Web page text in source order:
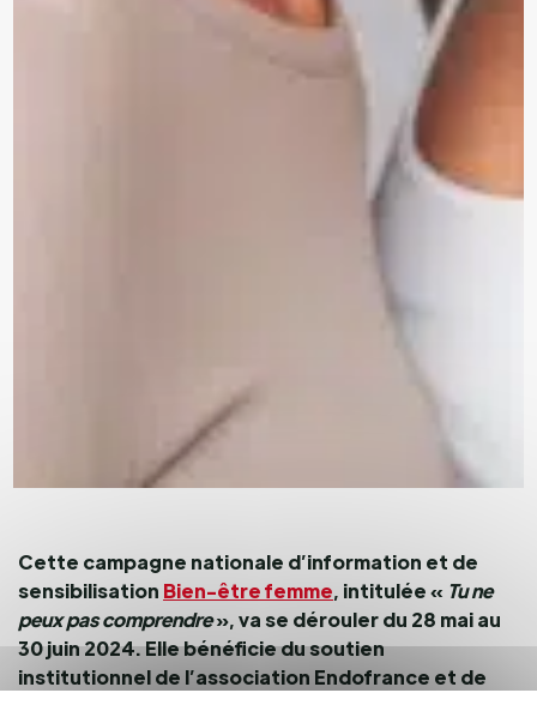
Cette campagne nationale d’information et de
sensibilisation Bien-être femme, intitulée « Tu ne
peux pas comprendre», va se dérouler du 28 mai au
30 juin 2024. Elle bénéficie du soutien
institutionnel de l’association Endofrance et de